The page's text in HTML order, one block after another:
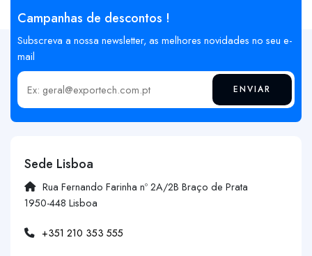
Campanhas de descontos !
Subscreva a nossa newsletter, as melhores novidades no seu e-
mail
Insira o seu email ENVIAR
Sede Lisboa
Rua Fernando Farinha nº 2A/2B Braço de Prata
1950-448 Lisboa
+351 210 353 555